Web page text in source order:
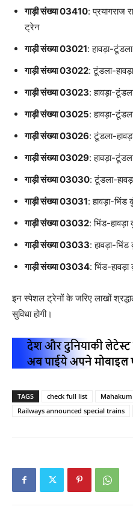
गाड़ी संख्या 03410: प्रयागराज
ट्रेन
गाड़ी संख्या 03021: हावड़ा-
गाड़ी संख्या 03022: टूंडला-
गाड़ी संख्या 03023: हावड़ा-
गाड़ी संख्या 03025: हावड़ा-
गाड़ी संख्या 03026: टूंडला-
गाड़ी संख्या 03029: हावड़ा-
गाड़ी संख्या 03030: टूंडला-
गाड़ी संख्या 03031: हावड़ा-
गाड़ी संख्या 03032: भिंड-
गाड़ी संख्या 03033: हावड़ा-
गाड़ी संख्या 03034: भिंड-
इन स्पेशल ट्रेनों के जरिए लाखों
सुविधा होगी।
TAGS check full list
Railways announced special trains